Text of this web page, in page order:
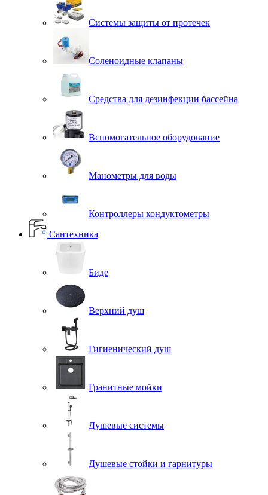
Системы защиты от протечек
Соленоидные клапаны
Средства для дезинфекции бассейна
Вспомогательное оборудование
Манометры для воды
Контроллеры кондуктометры
Сантехника
Биде
Верхний душ
Гигиенический душ
Гранитные мойки
Душевые системы
Душевые стойки и гарнитуры